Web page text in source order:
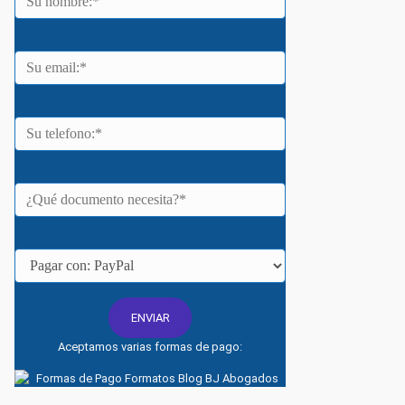
Aceptamos varias formas de pago: